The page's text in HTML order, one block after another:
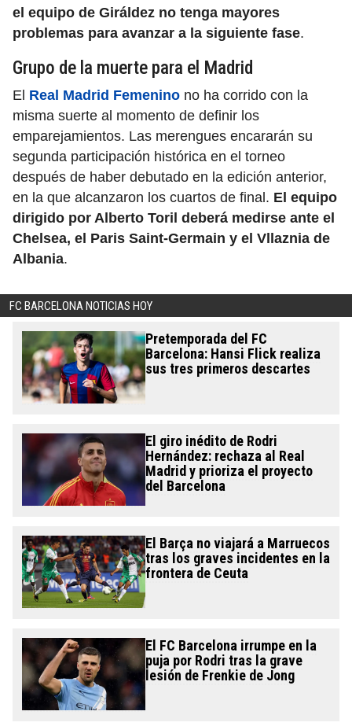
el equipo de Giráldez no tenga mayores
problemas para avanzar a la siguiente fase.
Grupo de la muerte para el Madrid
El Real Madrid Femenino no ha corrido con la
misma suerte al momento de definir los
emparejamientos. Las merengues encararán su
segunda participación histórica en el torneo
después de haber debutado en la edición anterior,
en la que alcanzaron los cuartos de final. El equipo
dirigido por Alberto Toril deberá medirse ante el
Chelsea, el Paris Saint-Germain y el Vllaznia de
Albania.
FC BARCELONA NOTICIAS HOY
Pretemporada del FC
Barcelona: Hansi Flick realiza
sus tres primeros descartes
El giro inédito de Rodri
Hernández: rechaza al Real
Madrid y prioriza el proyecto
del Barcelona
El Barça no viajará a Marruecos
tras los graves incidentes en la
frontera de Ceuta
El FC Barcelona irrumpe en la
puja por Rodri tras la grave
lesión de Frenkie de Jong